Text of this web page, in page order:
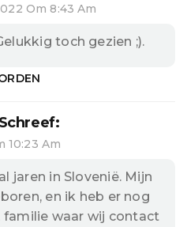
Om 8:43 Am
toch gezien ;).
Schreef:
10:23 Am
jaren in Slovenië. Mijn
en ik heb er nog
familie waar wij contact